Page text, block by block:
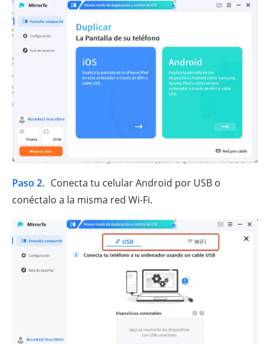
Paso 2. Conecta tu celular Android por USB o
conéctalo a la misma red Wi-Fi.